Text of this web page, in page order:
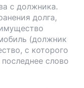
с должника.
долга,
(должник
с которого
слово